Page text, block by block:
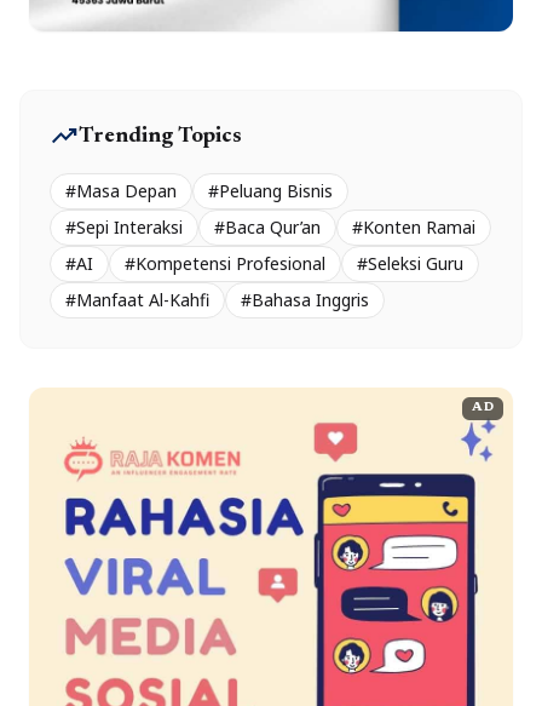
trending_upTrending Topics
#Masa Depan
#Peluang Bisnis
#Sepi Interaksi
#Baca Qur’an
#Konten Ramai
#AI
#Kompetensi Profesional
#Seleksi Guru
#Manfaat Al-Kahfi
#Bahasa Inggris
AD